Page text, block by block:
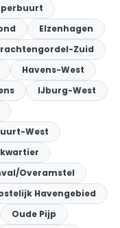
Elzenhagen
Zuid
Havens-West
IJburg-West
West
Overamstel
Havengebied
Oude Pijp